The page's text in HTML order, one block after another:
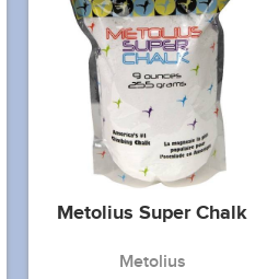
Metolius Super Chalk
Metolius